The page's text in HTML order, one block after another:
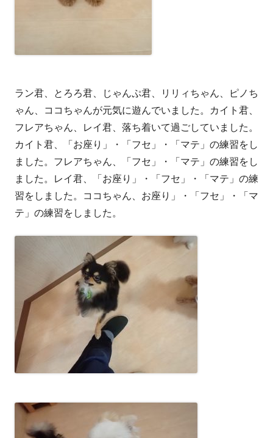
ラン君、とろろ君、じゃんぷ君、リリィちゃん、ピノち
ゃん、ココちゃんが元気に遊んでいました。カイト君、
フレアちゃん、レイ君、落ち着いて過ごしていました。
カイト君、「お座り」・「フセ」・「マテ」の練習をし
ました。フレアちゃん、「フセ」・「マテ」の練習をし
ました。レイ君、「お座り」・「フセ」・「マテ」の練
習をしました。ココちゃん、お座り」・「フセ」・「マ
テ」の練習をしました。